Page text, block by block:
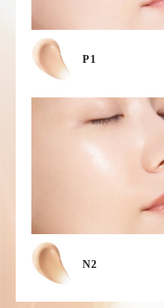
P1
N2